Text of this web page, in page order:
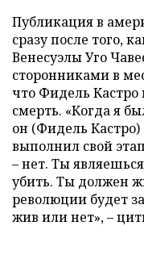
Публикация в
сразу после того,
Венесуэлы Уго
сторонниками в
что Фидель Кастро
смерть. «Когда я
он (Фидель Кастро)
выполнил свой
– нет. Ты
убить. Ты должен
революции будет
жив или нет», –